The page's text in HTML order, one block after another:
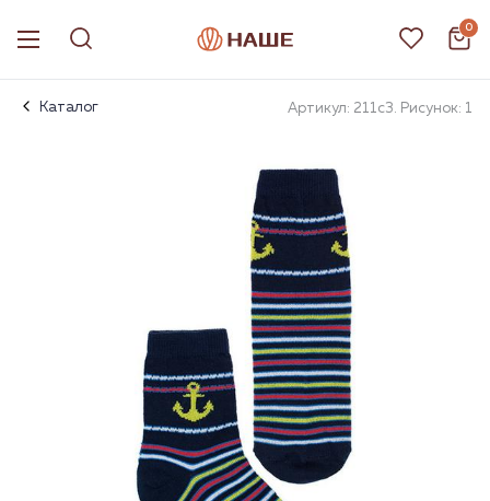
0
Каталог Артикул: 211с3. Рисунок: 1